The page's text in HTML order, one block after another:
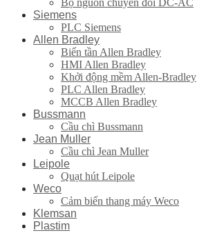
Bộ nguồn chuyển đổi DC-AC
Siemens
PLC Siemens
Allen Bradley
Biến tần Allen Bradley
HMI Allen Bradley
Khởi động mềm Allen-Bradley
PLC Allen Bradley
MCCB Allen Bradley
Bussmann
Cầu chì Bussmann
Jean Muller
Cầu chì Jean Muller
Leipole
Quạt hút Leipole
Weco
Cảm biến thang máy Weco
Klemsan
Plastim